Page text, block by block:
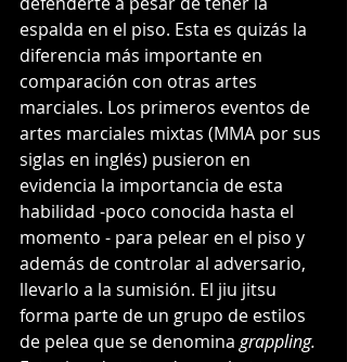
espalda en el piso. Esta es quizás la
diferencia más importante en
comparación con otras artes
marciales. Los primeros eventos de
artes marciales mixtas (MMA por sus
siglas en inglés) pusieron en
evidencia la importancia de esta
habilidad -poco conocida hasta el
momento - para pelear en el piso y
además de controlar al adversario,
llevarlo a la sumisión. El jiu jitsu
forma parte de un grupo de estilos
de pelea que se denomina grappling.